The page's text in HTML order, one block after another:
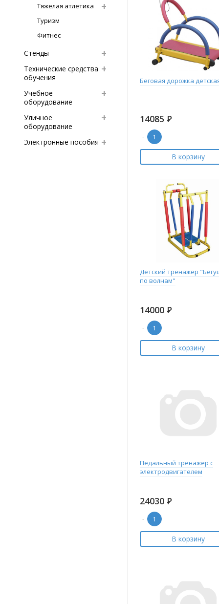
Тяжелая атлетика
Туризм
Фитнес
Стенды
Технические средства
обучения
Учебное
оборудование
Уличное
оборудование
Электронные пособия
Беговая дорожка
14085 Р
-
В корзину
Детский тренажер
по волнам"
14000 Р
-
В корзину
Педальный тренажер с
электродвигателем
24030 Р
-
В корзину